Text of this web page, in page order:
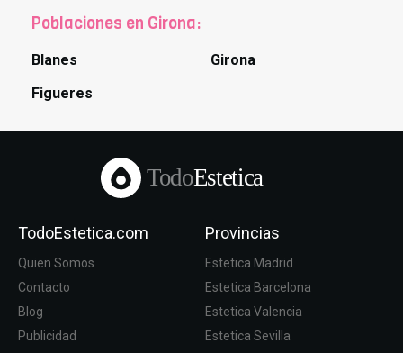
Poblaciones en Girona:
Blanes
Figueres
Girona
TodoEstetica
TodoEstetica.com
Quien Somos
Contacto
Blog
Publicidad
Provincias
Estetica Madrid
Estetica Barcelona
Estetica Valencia
Estetica Sevilla